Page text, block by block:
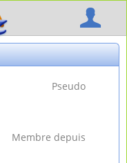
Pseudo
Membre depuis